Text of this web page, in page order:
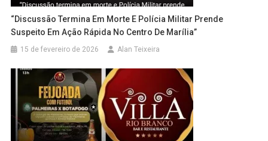
“Discussão Termina Em Morte E Polícia Militar Prende
Suspeito Em Ação Rápida No Centro De Marília”
15 de fevereiro de 2026 Alan Teixeira